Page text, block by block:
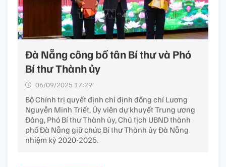
Đà Nẵng công bố tân Bí thư và Phó
Bí thư Thành ủy
06/09/2025 17:29’
Bộ Chính trị quyết định chỉ định đồng chí Lương
Nguyễn Minh Triết, Ủy viên dự khuyết Trung ương
Đảng, Phó Bí thư Thành ủy, Chủ tịch UBND thành
phố Đà Nẵng giữ chức Bí thư Thành ủy Đà Nẵng
nhiệm kỳ 2020-2025.